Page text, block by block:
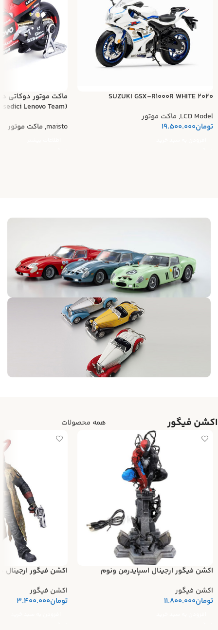
SUZUKI GSX-R1000R WHITE 2020
LCD Model
, ماکت موتور
تومان19.500.000
ماکت موتور دوکاتی
(Ducati Desmosedici Lenovo Team)
maisto
, ماکت موتور
اکشن فیگور همه محصولات
اکشن فیگور ارجینال اسپایدرمن ونوم
اکشن فیگور
تومان11.800.000
اکشن فیگور
اکشن فیگور
تومان3.400.000